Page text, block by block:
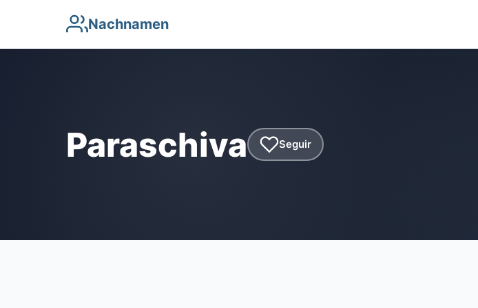
Nachnamen
Paraschiva Seguir